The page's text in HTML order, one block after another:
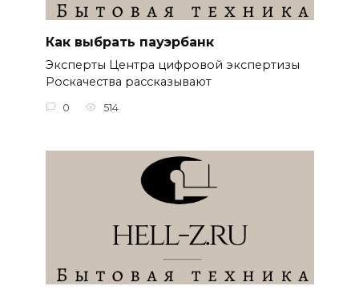
Как выбрать пауэрбанк
Эксперты Центра цифровой экспертизы
Роскачества рассказывают
0 514